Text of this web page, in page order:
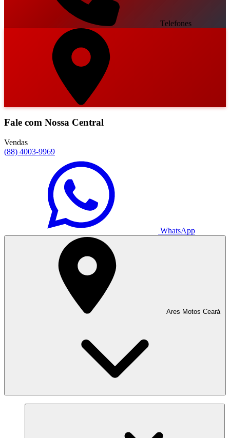
Telefones
Fale com Nossa Central
Vendas
(88) 4003-9969
WhatsApp
Ares Motos Ceará